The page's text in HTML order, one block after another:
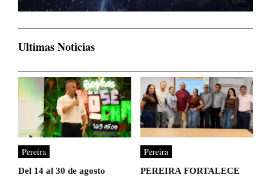
Ultimas Noticias
Pereira
Del 14 al 30 de agosto
Pereira
PEREIRA FORTALECE